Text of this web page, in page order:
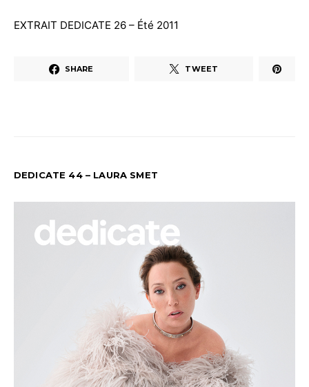
EXTRAIT DEDICATE 26 – Été 2011
SHARE TWEET
DEDICATE 44 – LAURA SMET